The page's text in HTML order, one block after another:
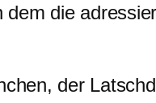
die
der